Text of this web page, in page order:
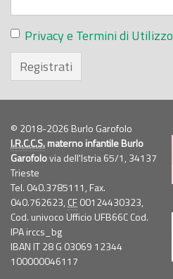
Privacy e Termini di Utilizzo
Registrati
© 2018-2026 Burlo Garofolo
I.R.C.C.S.materno infantile Burlo
Garofolovia dell'Istria 65/1, 34137
Trieste
Tel. 040.3785111, Fax.
040.762623, CF00124430323,
Cod. univoco Ufficio UFB66C Cod.
IPA irccs_bg
IBAN IT 28 G 03069 12344
100000046117